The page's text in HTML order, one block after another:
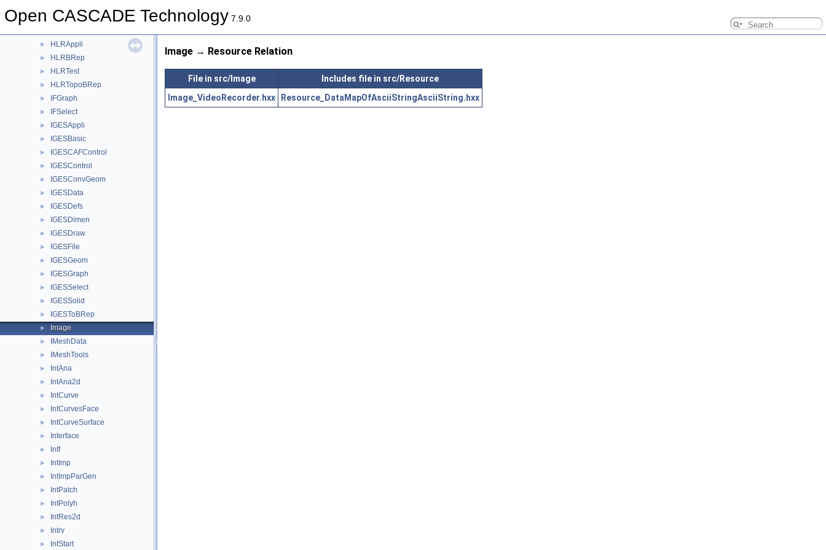
Open CASCADE Technology 7.9.0
► Hermit
► HLRAppli
► HLRBRep
► HLRTest
► HLRTopoBRep
► IFGraph
► IFSelect
► IGESAppli
► IGESBasic
► IGESCAFControl
► IGESControl
► IGESConvGeom
► IGESData
► IGESDefs
► IGESDimen
► IGESDraw
► IGESFile
► IGESGeom
► IGESGraph
► IGESSelect
► IGESSolid
► IGESToBRep
► Image
► IMeshData
► IMeshTools
► IntAna
► IntAna2d
► IntCurve
► IntCurvesFace
► IntCurveSurface
► Interface
► Intf
► IntImp
► IntImpParGen
► IntPatch
► IntPolyh
► IntRes2d
► Intrv
► IntStart
Image → Resource Relation
File in src/Image
Includes file in src/Resource
Image_VideoRecorder.hxx
Resource_DataMapOfAsciiStringAsciiString.hxx